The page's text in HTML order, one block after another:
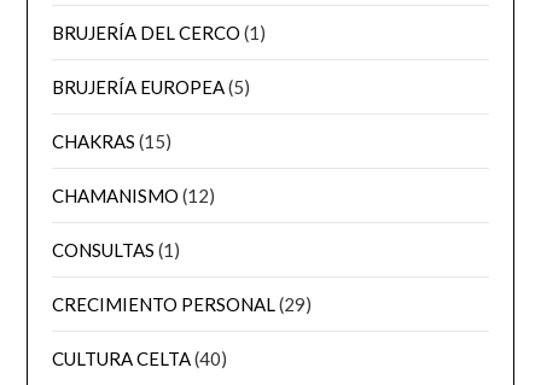
BRUJERÍA DEL CERCO (1)
BRUJERÍA EUROPEA(5)
CHAKRAS (15)
CHAMANISMO (12)
CONSULTAS (1)
CRECIMIENTO PERSONAL(29)
CULTURA CELTA(40)